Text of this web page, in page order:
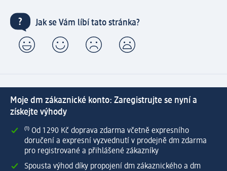
Jak se Vám líbí tato stránka?
Moje dm zákaznické konto: Zaregistrujte se nyní a
získejte výhody
⁽¹⁾ Od 1 290 Kč doprava zdarma včetně expresního
doručení a expresní vyzvednutí v prodejně dm zdarma
pro registrované a přihlášené zákazníky
Spousta výhod díky propojení dm zákaznického a dm